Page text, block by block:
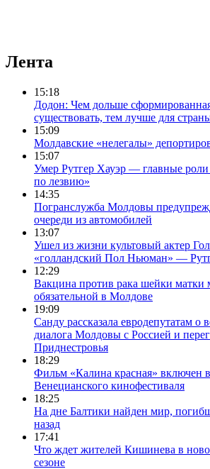
Лента
15:18
Додон: Чем дольше
существовать, тем лучше для
15:09
Молдавские «нелегалы»
15:07
Умер Рутгер Хауэр — главные роли
по лезвию»
14:35
Погранслужба Молдовы
очереди из автомобилей
13:07
Ушел из жизни культовый актер
«голландский Пол Ньюман» —
12:29
Вакцина против рака шейки матки
обязательной в Молдове
19:09
Санду рассказала евродепутатам о
диалога Молдовы с Россией и
Приднестровья
18:29
Фильм «Калина красная» включен
Венецианского кинофестиваля
18:25
На дне Балтики найден мир,
назад
17:41
Что ждет жителей Кишинева в
сезоне